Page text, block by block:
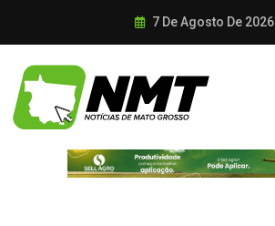
7 De Agosto De 2026